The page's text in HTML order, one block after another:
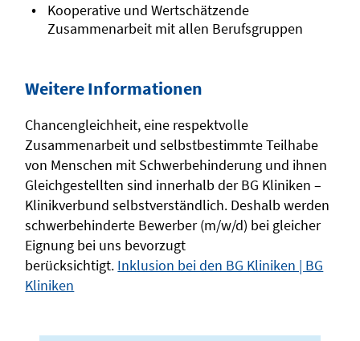
Kooperative und Wertschätzende
Zusammenarbeit mit allen Berufsgruppen
Weitere Informationen
Chancengleichheit, eine respektvolle
Zusammenarbeit und selbstbestimmte Teilhabe
von Menschen mit Schwerbehinderung und ihnen
Gleichgestellten sind innerhalb der BG Kliniken –
Klinikverbund selbstverständlich. Deshalb werden
schwerbehinderte Bewerber (m/w/d) bei gleicher
Eignung bei uns bevorzugt
berücksichtigt. Inklusion bei den BG Kliniken | BG
Kliniken